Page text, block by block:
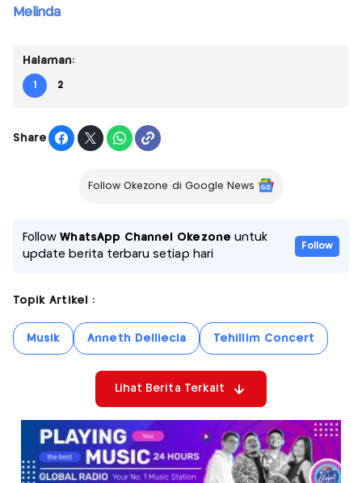
Melinda
Halaman:
1 2
Share
Follow Okezone di Google News
FollowWhatsApp Channel Okezone untuk
update berita terbaru setiap hari
Follow
Topik Artikel :
Musik Anneth Delliecia Tehillim Concert
Lihat Berita Terkait